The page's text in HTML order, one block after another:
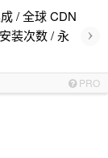
/ 全球 CDN
装次数 / 永
›
PRO